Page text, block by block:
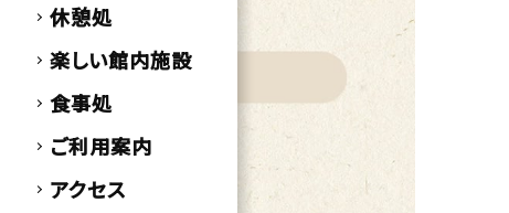
休憩処
楽しい館内施設
食事処
ご利用案内
アクセス